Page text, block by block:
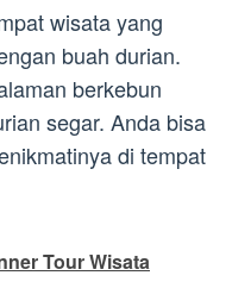
wisata yang
buah durian.
berkebun
segar. Anda bisa
di tempat
Tour Wisata